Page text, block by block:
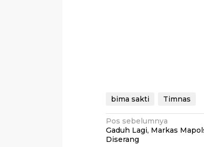
bima sakti Timnas
Navigasi
pos
Pos sebelumnya
Gaduh Lagi, Markas
Diserang